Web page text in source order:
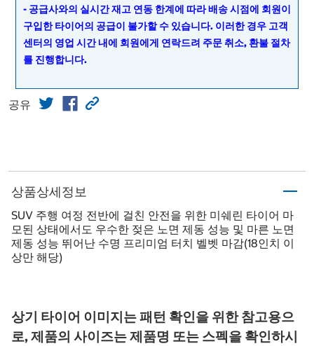
- 공급사와의 실시간 재고 연동 한계에 따라 배송 시점에 회원이
구입한 타이어의 공급이 불가할 수 있습니다. 이러한 경우 고객
센터의 영업 시간 내에 회원에게 연락드려 주문 취소, 환불 절차
를 진행합니다.
공유
상품상세정보
SUV 주행 여정 전반에 걸친 안전을 위한 미쉐린 타이어 마
모된 상태에서도 우수한 젖은 노면 제동 성능 및 마른 노면
제동 성능 뛰어난 수명 프리미엄 터치 벨벳 마감(18인치 이
상만 해당)
상기 타이어 이미지는 패턴 확인을 위한 참고용으
로, 제품의 사이즈는 제품명 또는 스펙을 확인하시